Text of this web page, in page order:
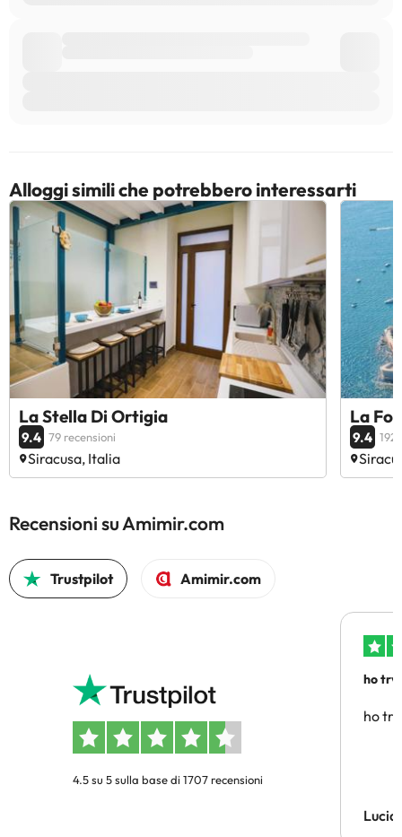
Alloggi simili che potrebbero interessarti
La Stella Di Ortigia
9.4 79 recensioni
Siracusa, Italia
La
9.4 192
Recensioni su Amimir.com
Trustpilot Amimir.com
4.5 su 5 sulla base di 1707 recensioni
ho
ho
Lucia